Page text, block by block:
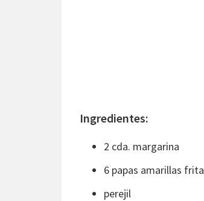
Ingredientes:
2 cda. margarina
6 papas amarillas
perejil